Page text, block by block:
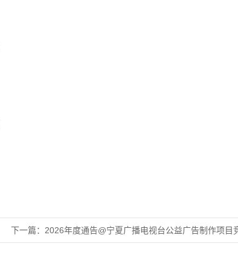
下一篇： 2026年度通告@宁夏广播电视台公益广告制作项目竞争性磋商